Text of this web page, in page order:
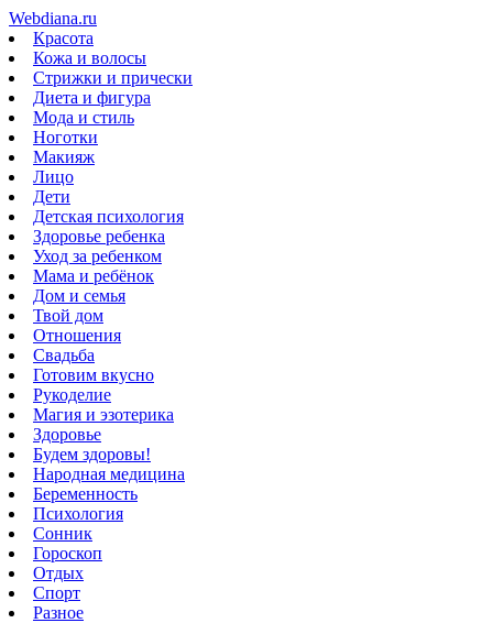
Webdiana.ru
Красота
Кожа и волосы
Стрижки и прически
Диета и фигура
Мода и стиль
Ноготки
Макияж
Лицо
Дети
Детская психология
Здоровье ребенка
Уход за ребенком
Мама и ребёнок
Дом и семья
Твой дом
Отношения
Свадьба
Готовим вкусно
Рукоделие
Магия и эзотерика
Здоровье
Будем здоровы!
Народная медицина
Беременность
Психология
Сонник
Гороскоп
Отдых
Спорт
Разное